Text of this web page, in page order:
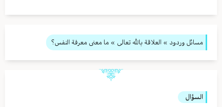
مسائل وردود » العلاقة بالله تعالى » ما معنى معرفة النفس؟
السؤال